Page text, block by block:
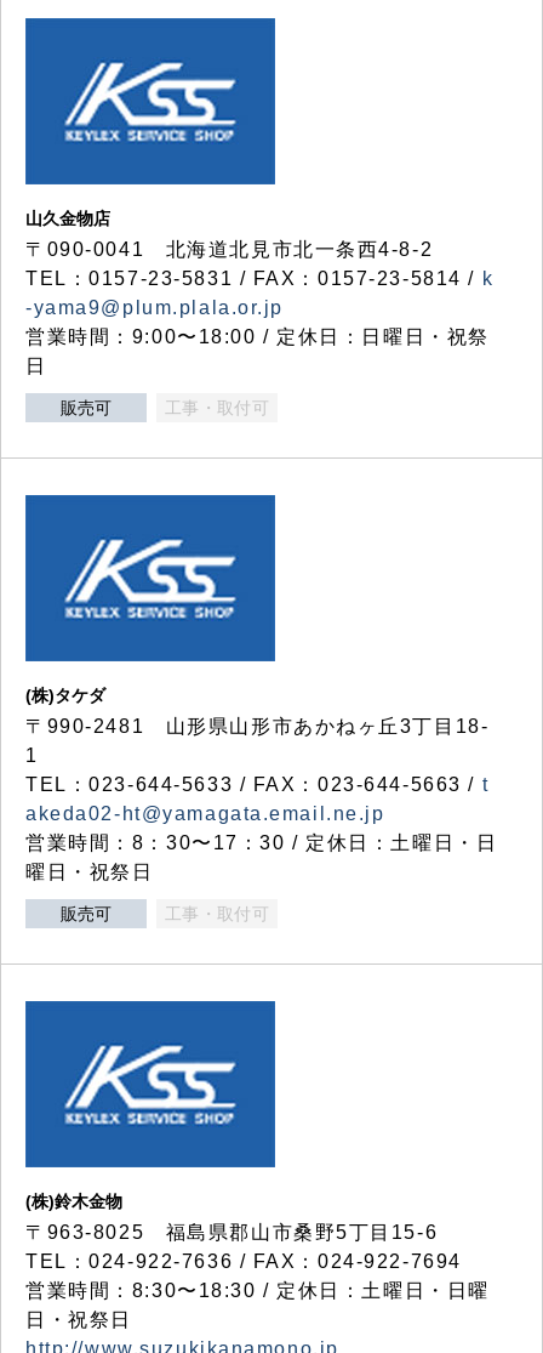
山久金物店
〒090-0041 北海道北見市北一条西4-8-2
TEL：0157-23-5831 / FAX：0157-23-5814 / k
-yama9@plum.plala.or.jp
営業時間：9:00〜18:00 / 定休日：日曜日・祝祭
日
販売可 工事・取付可
(株)タケダ
〒990-2481 山形県山形市あかねヶ丘3丁目18-
1
TEL：023-644-5633 / FAX：023-644-5663 / t
akeda02-ht@yamagata.email.ne.jp
営業時間：8：30〜17：30 / 定休日：土曜日・日
曜日・祝祭日
販売可 工事・取付可
(株)鈴木金物
〒963-8025 福島県郡山市桑野5丁目15-6
TEL：024-922-7636 / FAX：024-922-7694
営業時間：8:30〜18:30 / 定休日：土曜日・日曜
日・祝祭日
http://www.suzukikanamono.jp